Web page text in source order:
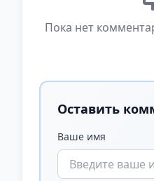
Пока нет
Оставить
Ваше имя